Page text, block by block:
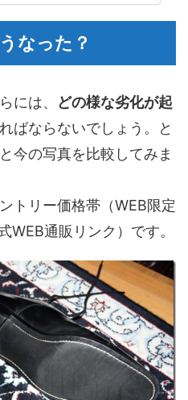
なった？
には、
どの様な劣化が起
ばならないでしょう。と
今の写真を比較してみま
トリー価格帯（WEB限定
WEB通販リンク）です。